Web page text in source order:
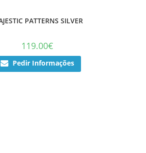
PATTERNS SILVER
119.00€
Pedir Informações